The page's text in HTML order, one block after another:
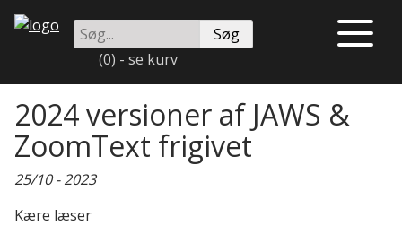
Videre
Søg
på
instrulog.dk
(0) - se kurv
Åben
menu
2024 versioner af JAWS &
ZoomText frigivet
25/10 - 2023
Kære læser